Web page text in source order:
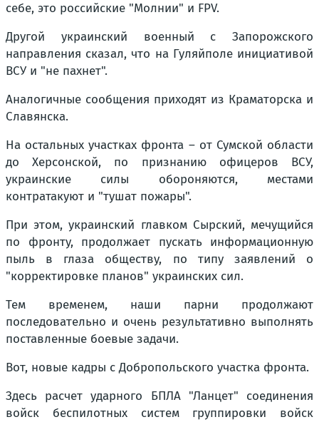
себе, это российские "Молнии" и FPV.
Другой украинский военный с Запорожского
направления сказал, что на Гуляйполе инициативой
ВСУ и "не пахнет".
Аналогичные сообщения приходят из Краматорска и
Славянска.
На остальных участках фронта – от Сумской области
до Херсонской, по признанию офицеров ВСУ,
украинские силы обороняются, местами
контратакуют и "тушат пожары".
При этом, украинский главком Сырский, мечущийся
по фронту, продолжает пускать информационную
пыль в глаза обществу, по типу заявлений о
"корректировке планов" украинских сил.
Тем временем, наши парни продолжают
последовательно и очень результативно выполнять
поставленные боевые задачи.
Вот, новые кадры с Добропольского участка фронта.
Здесь расчет ударного БПЛА "Ланцет" соединения
войск беспилотных систем группировки войск